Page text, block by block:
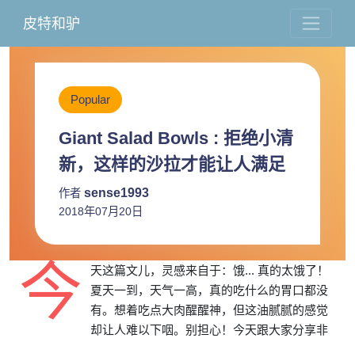
皮特和驴
Popular
Giant Salad Bowls : 拒绝小清
新，这样的沙拉才能让人满足
作者 sense1993
2018年07月20日
今
天这篇文儿，灵感来自于：饿... 真的太饿了！
夏天一到，天气一高，真的吃什么的胃口都没
有。想着吃点大肉醒醒神，但这油腻腻的感觉
却让人难以下咽。别担心！今天跟大家分享非